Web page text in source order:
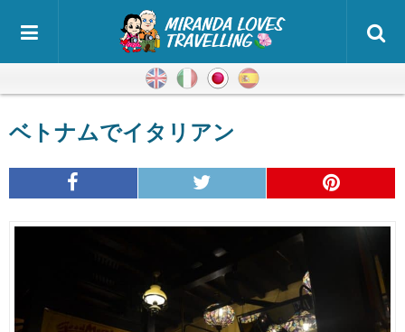
英語 イタリア語
日本語
ベトナムでイタリアン